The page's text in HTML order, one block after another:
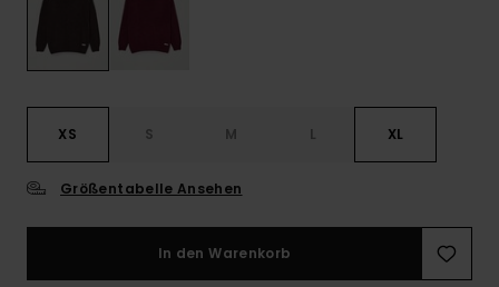
XS S M L XL
Größentabelle Ansehen
In den Warenkorb